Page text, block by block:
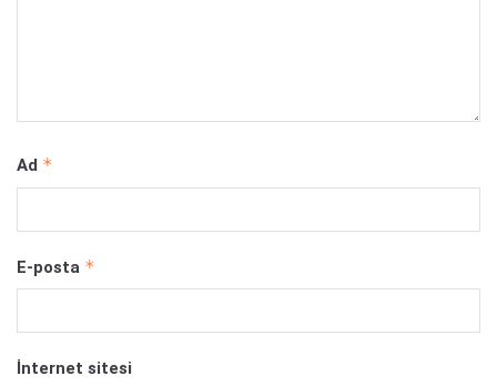
Ad *
E-posta *
İnternet sitesi